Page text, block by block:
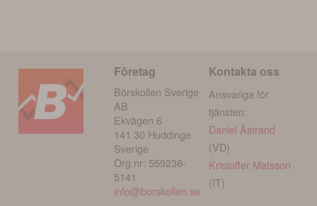
Företag
Börskollen Sverige
AB
Ekvägen 6
141 30 Huddinge
Sverige
Org.nr: 559236-
5141
info@borskollen.se
Kontakta oss
Ansvariga för
tjänsten:
Daniel Åstrand
(VD)
Kristoffer Matsson
(IT)